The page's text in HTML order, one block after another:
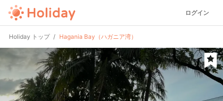
ログイン
Holiday トップ Hagania Bay（ハガニア湾）